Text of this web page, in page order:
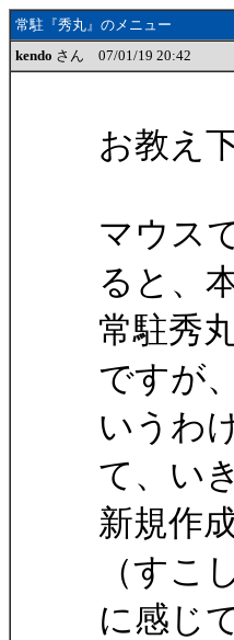
常駐『秀丸』のメニュー
kendo さん 07/01/19 20:42
お教え
マウス
ると、
常駐秀
ですが
いうわ
て、い
新規作
（すこ
に感じ